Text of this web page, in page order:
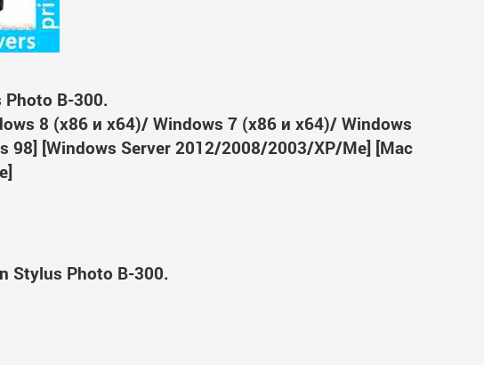
B-300.
8 (x86 и x64)/ Windows 7 (x86 и x64)/ Windows
98] [Windows Server 2012/2008/2003/XP/Me] [Mac
Stylus Photo B-300.